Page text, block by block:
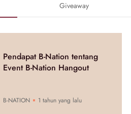
Giveaway
Pendapat B-Nation tentang
Event B-Nation Hangout
B-NATION 1 tahun yang lalu